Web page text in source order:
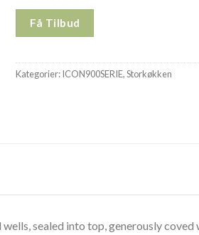
Få Tilbud
Kategorier:ICON900SERIE,Storkøkken
sealed into top, generously